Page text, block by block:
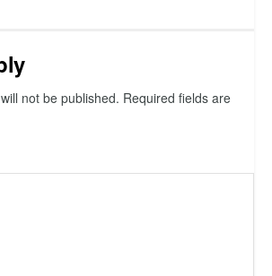
not be published. Required fields are